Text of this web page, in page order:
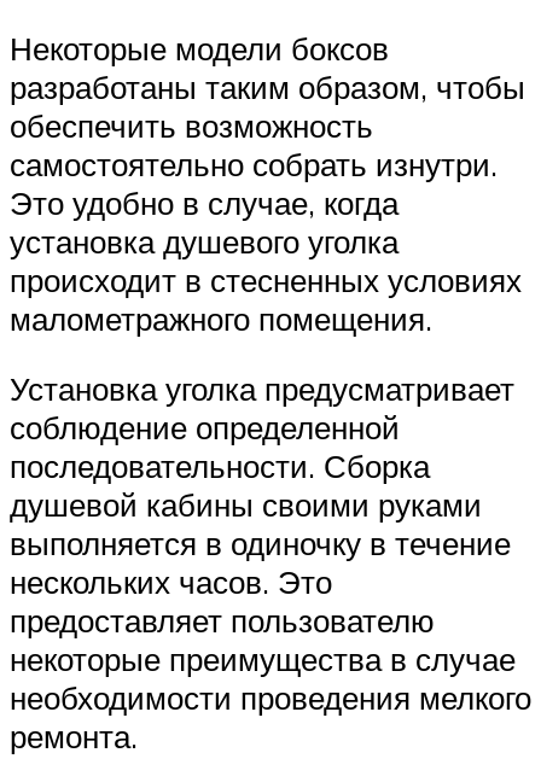
Некоторые модели боксов
разработаны таким образом, чтобы
обеспечить возможность
самостоятельно собрать изнутри.
Это удобно в случае, когда
установка душевого уголка
происходит в стесненных условиях
малометражного помещения.
Установка уголка предусматривает
соблюдение определенной
последовательности. Сборка
душевой кабины своими руками
выполняется в одиночку в течение
нескольких часов. Это
предоставляет пользователю
некоторые преимущества в случае
необходимости проведения мелкого
ремонта.